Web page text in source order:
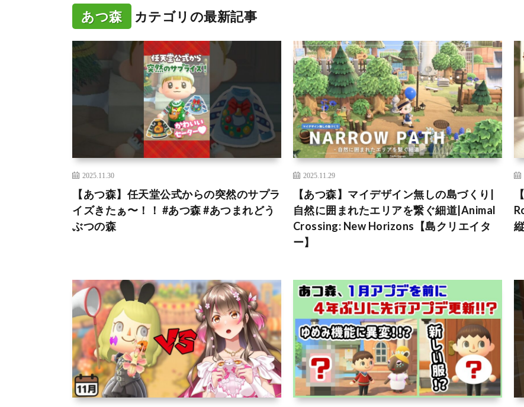
あつ森 カテゴリの最新記事
2025.11.30
【あつ森】任天堂公式からの突然のサプラ
イズきたぁ〜！！ #あつ森 #あつまれどう
ぶつの森
2025.11.29
【あつ森】マイデザイン無しの島づくり|
自然に囲まれたエリアを繋ぐ細道|Animal
Crossing: New Horizons【島クリエイタ
ー】